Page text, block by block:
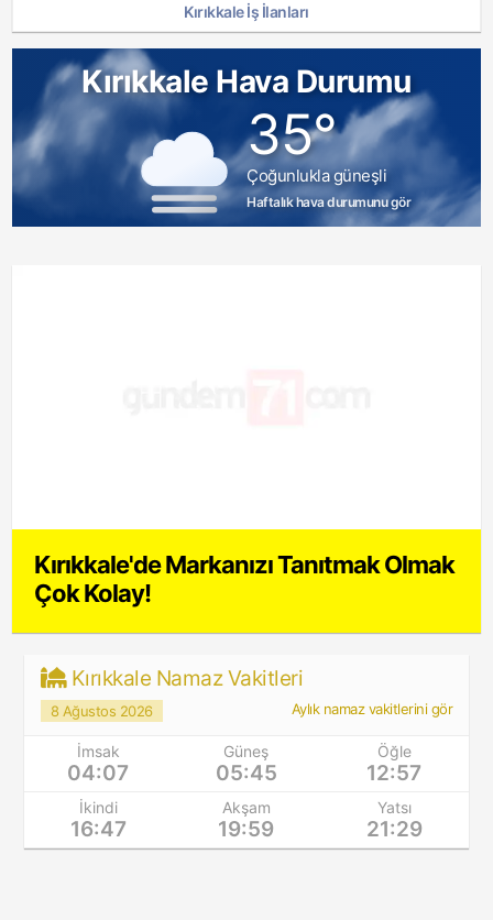
Kırıkkale İş İlanları
Kırıkkale Hava Durumu
35°
Çoğunlukla güneşli
Haftalık hava durumunu gör
Kırıkkale'de Markanızı Tanıtmak Olmak
Çok Kolay!
Kırıkkale Namaz Vakitleri
8 Ağustos 2026 Aylık namaz vakitlerini gör
İmsak
04:07
Güneş
05:45
Öğle
12:57
İkindi
16:47
Akşam
19:59
Yatsı
21:29